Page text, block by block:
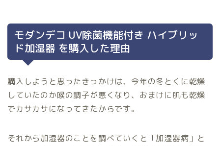
モダンデコ UV除菌機能付き ハイブリッ
ド加湿器 を購入した理由
購入しようと思ったきっかけは、今年の冬とくに乾燥
していたのか喉の調子が悪くなり、おまけに肌も乾燥
でカサカサになってきたからです。
それから加湿器のことを調べていくと「加湿器病」と